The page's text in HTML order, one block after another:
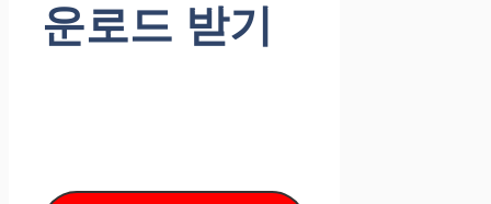
운로드 받기